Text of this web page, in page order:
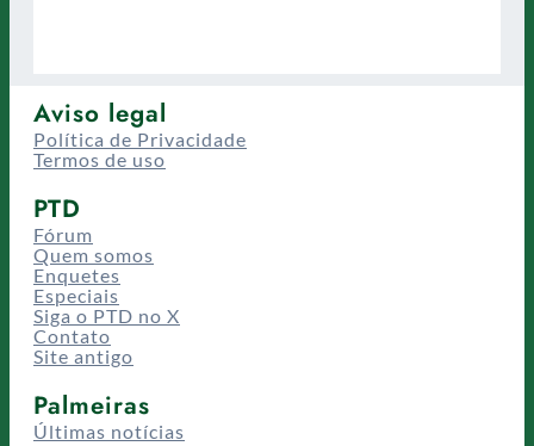
Aviso legal
Política de Privacidade
Termos de uso
PTD
Fórum
Quem somos
Enquetes
Especiais
Siga o PTD no X
Contato
Site antigo
Palmeiras
Últimas notícias